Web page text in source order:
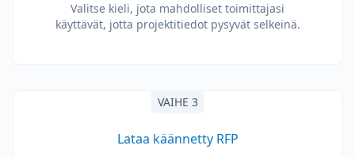
Valitse kieli, jota mahdolliset toimittajasi
käyttävät, jotta projektitiedot pysyvät selkeinä.
VAIHE 3
Lataa käännetty RFP